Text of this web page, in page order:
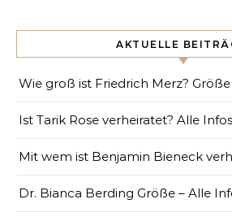
AKTUELLE
Wie groß ist Friedrich Merz?
Ist Tarik Rose verheiratet? Alle Infos
Mit wem ist Benjamin Bieneck
Dr. Bianca Berding Größe – Alle